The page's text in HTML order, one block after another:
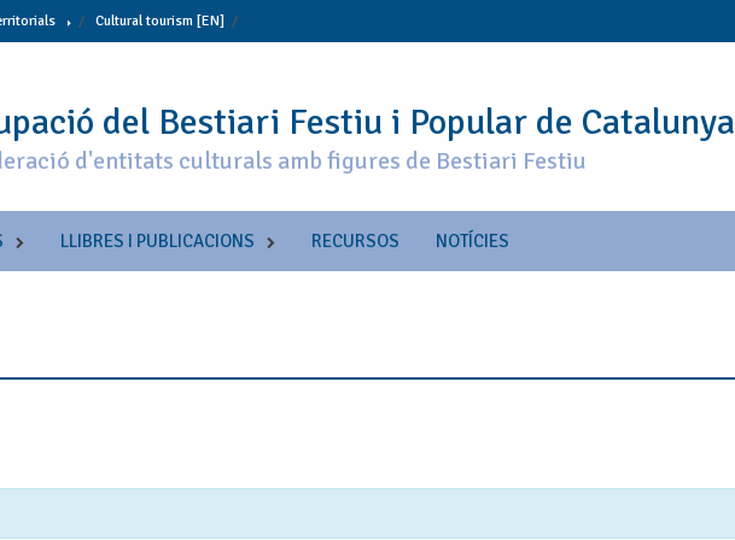
Cultural tourism [EN]
del Bestiari Festiu i Popular de Catalunya
d'entitats culturals amb figures de Bestiari Festiu
LLIBRES I PUBLICACIONS RECURSOS NOTÍCIES